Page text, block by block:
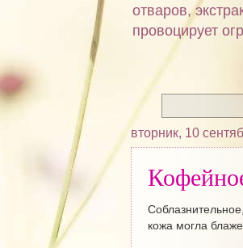
отваров,
провоцирует
вторник, 10
кожа могла